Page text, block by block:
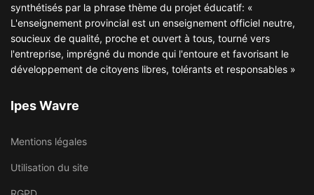
synthétisés par la phrase thème du projet éducatif: «
L'enseignement provincial est un enseignement officiel neutre,
soucieux de qualité, proche et ouvert à tous, tourné vers
l'entreprise, imprégné du monde qui l'entoure et favorisant le
développement de citoyens libres, tolérants et responsables »
Ipes Wavre
Mentions légales
Utilisation du site